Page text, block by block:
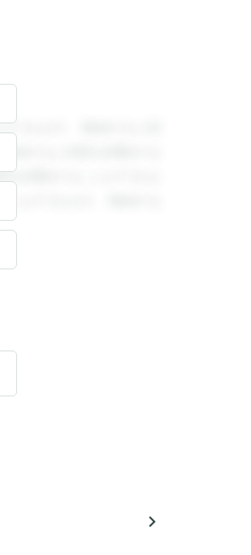
できます。登録すると回
録すると回答を閲覧する
を閲覧することができま
とができます。登録する
navigate_next